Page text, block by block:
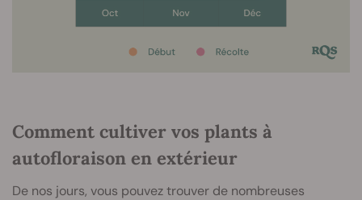
Comment cultiver vos plants à
autofloraison en extérieur
De nos jours, vous pouvez trouver de nombreuses